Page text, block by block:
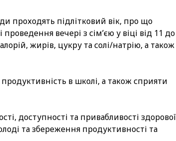
проходять підлітковий вік, про що
вечері з сім’єю у віці від 11 до
жирів, цукру та солі/натрію, а також
в школі, а також сприяти
доступності та привабливості здорової
та збереження продуктивності та